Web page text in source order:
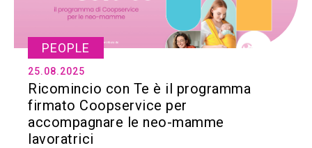
PEOPLE
25.08.2025
Ricomincio con Te è il programma
firmato Coopservice per
accompagnare le neo-mamme
lavoratrici